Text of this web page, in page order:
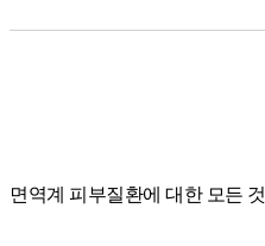
면역계 피부질환에 대한 모든 것